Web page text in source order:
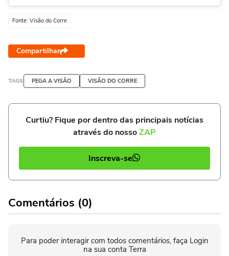
Fonte: Visão do Corre
Compartilhar
TAGS PEGA A VISÃO VISÃO DO CORRE
Curtiu? Fique por dentro das principais notícias
através do nossoZAP
Inscreva-se
Comentários (0)
Para poder interagir com todos comentários, faça Login
na sua conta Terra